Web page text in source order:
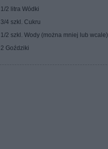
1/2 litra Wódki
3/4 szkl. Cukru
1/2 szkl. Wody (można mniej lub wcale)
2 Goździki